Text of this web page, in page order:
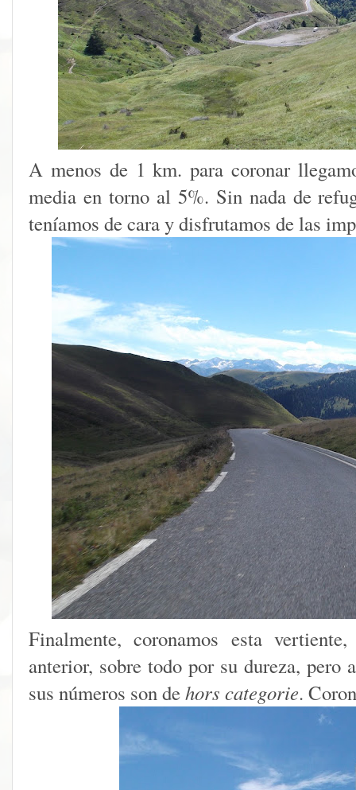
A menos de 1 km. para coronar
media en torno al 5%. Sin nada de
teníamos de cara y disfrutamos de las
Finalmente, coronamos esta
anterior, sobre todo por su dureza, pero
sus números son dehors categorie.